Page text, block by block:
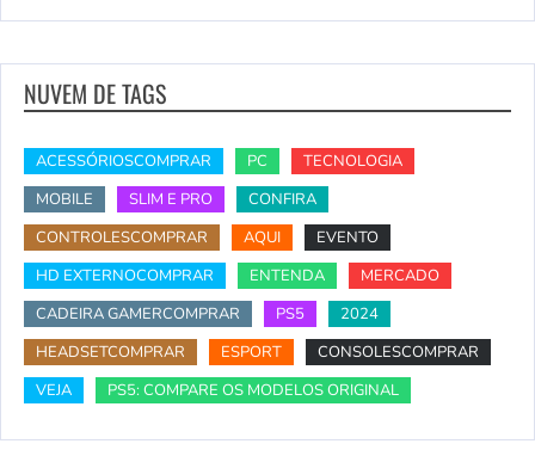
NUVEM DE TAGS
ACESSÓRIOSCOMPRAR PC
TECNOLOGIA
MOBILE
SLIM E PRO
CONFIRA
CONTROLESCOMPRAR
AQUI
EVENTO
HD EXTERNOCOMPRAR
ENTENDA
MERCADO
CADEIRA GAMERCOMPRAR
PS5
2024
HEADSETCOMPRAR
ESPORT
CONSOLESCOMPRAR
VEJA
PS5: COMPARE OS MODELOS ORIGINAL